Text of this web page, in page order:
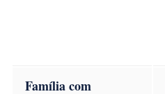
Família com